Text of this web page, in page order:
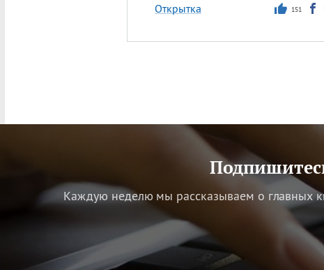
Открытка 151
Каждую неделю мы рассказываем о главных